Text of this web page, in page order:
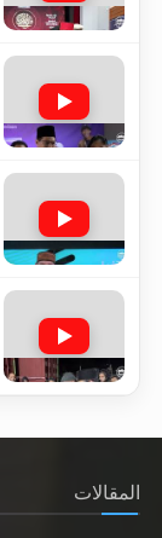
المقالات